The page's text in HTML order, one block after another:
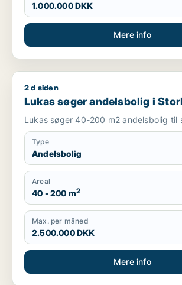
1.000.000 DKK
Mere info
Lukas søger andelsbolig i
2 d siden
Lukas søger andelsbolig i
Lukas søger 40-200 m2 andelsbolig til
Type
Andelsbolig
Areal
40 - 200 m2
Max. per måned
2.500.000 DKK
Mere info